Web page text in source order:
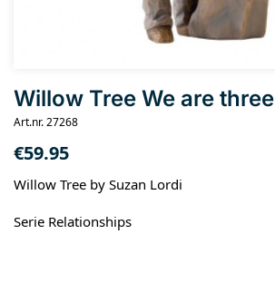
Willow Tree We are three
Art.nr. 27268
€59.95
Willow Tree by Suzan Lordi
Serie Relationships